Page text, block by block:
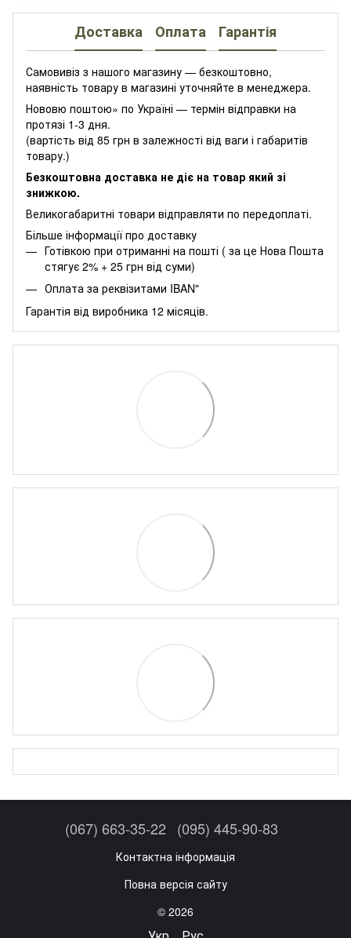
Доставка Оплата Гарантія
Самовивіз з нашого магазину — безкоштовно,
наявність товару в магазині уточняйте в менеджера.
Нововю поштою» по Україні — термін відправки на
протязі 1-3 дня.
(вартість від 85 грн в залежності від ваги і габаритів
товару.)
Безкоштовна доставка не діє на товар який зі
знижкою.
Великогабаритні товари відправляти по передоплаті.
Більше інформації про доставку
Готівкою при отриманні на пошті ( за це Нова Пошта
стягує 2% + 25 грн від суми)
Оплата за реквізитами IBAN"
Гарантія від виробника 12 місяців.
(067) 663-35-22 (095) 445-90-83
Контактна інформація
Повна версія сайту
© 2026